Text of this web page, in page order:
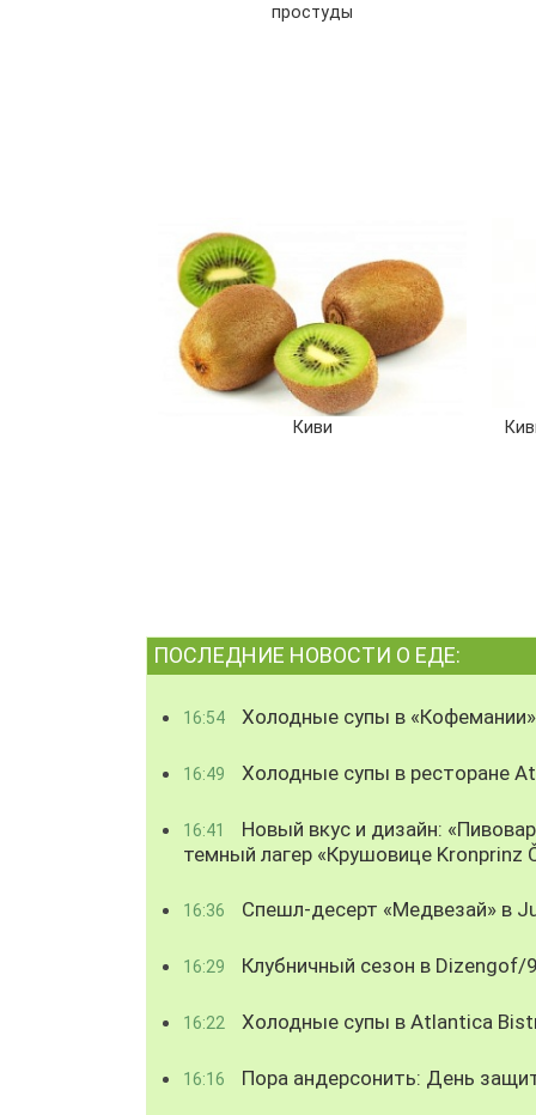
простуды
Киви
ПОСЛЕДНИЕ НОВОСТИ О ЕДЕ:
16:54 Холодные супы в «Кофемании»
16:49 Холодные супы в ресторане
16:41
Новый вкус и дизайн:
темный лагер «Крушовице Kronprinz
16:36 Спешл-десерт «Медвезай» в
16:29 Клубничный сезон в Dizengof/
16:22 Холодные супы в Atlantica
16:16 Пора андерсонить: День